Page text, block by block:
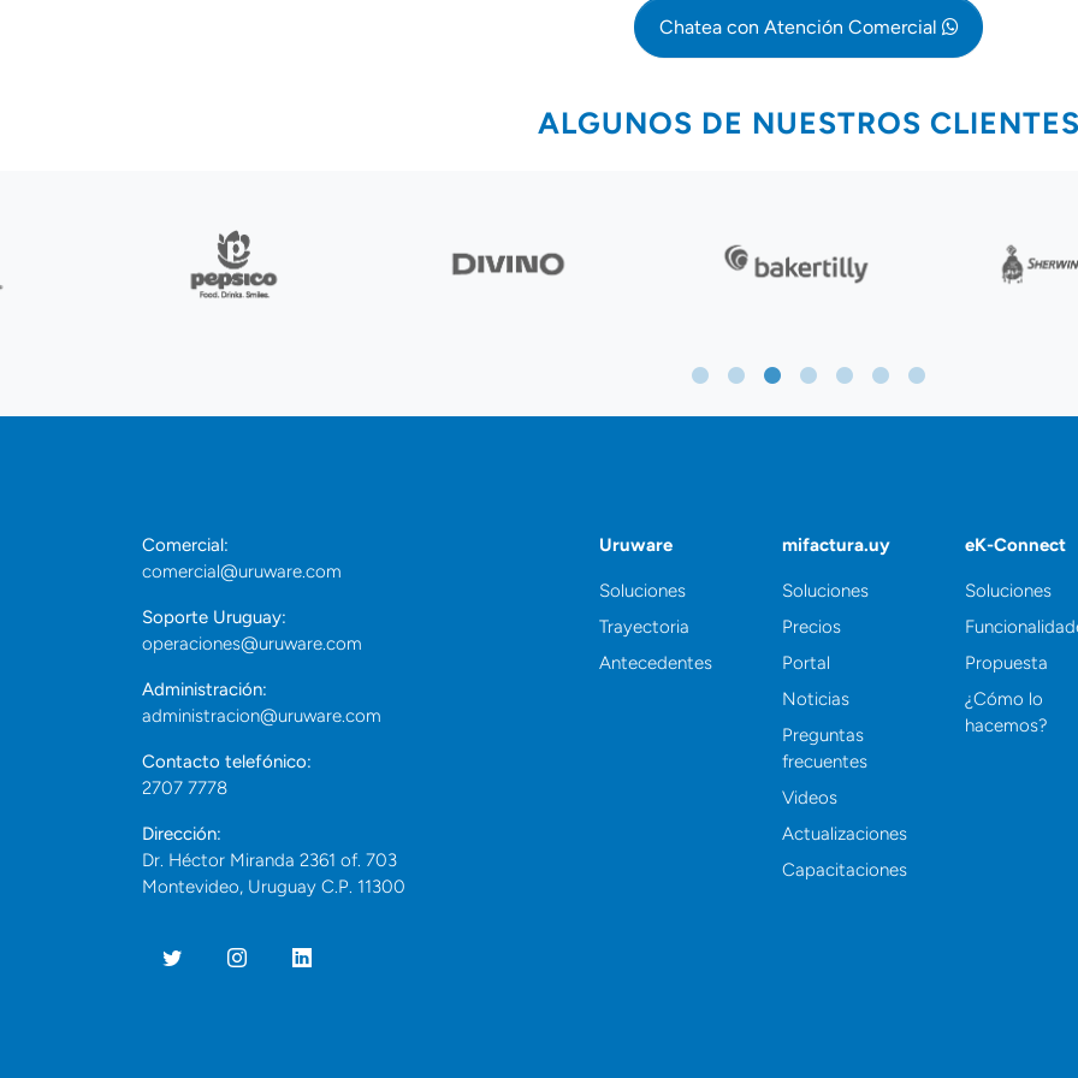
Chatea con Atención Comercial
ALGUNOS DE NUESTROS
Comercial:
comercial@uruware.com
Soporte Uruguay:
operaciones@uruware.com
Administración:
administracion@uruware.com
Contacto telefónico:
2707 7778
Dirección:
Dr. Héctor Miranda 2361 of. 703
Montevideo, Uruguay C.P. 11300
Uruware
Soluciones
Trayectoria
Antecedentes
mifactura.uy
Soluciones
Precios
Portal
Noticias
Preguntas
frecuentes
Videos
Actualizaciones
Capacitaciones
eK-Connect
Soluciones
Propuesta
¿Cómo lo
hacemos?